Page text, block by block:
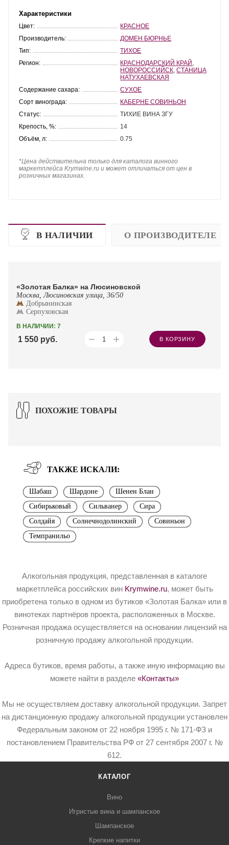
Характеристики
Цвет:
КРАСНОЕ
Производитель:
ДОМЕН БЮРНЬЕ
Тип:
ТИХОЕ
Регион:
КРАСНОДАРСКИЙ КРАЙ
НОВОРОССИЙСК ,СТАНИЦА
НАТУХАЕВСКАЯ
Содержание сахара:
СУХОЕ
Сорт винограда:
КАБЕРНЕ СОВИНЬОН
Статус:
ТИХИЕ ВИНА ЗГУ
Крепость, %:
14
Объём, л:
0.75
*Цена действительна только для каталога винного
маркетплейса Krymwine.ru и может отличаться от цен в
розничных магазинах.
В НАЛИЧИИ О ПРОИЗВОДИТЕЛЕ
«Золотая Балка» на Люсиновской
Москва, Люсиновская улица, 36/50
Добрынинская
Серпуховская
В НАЛИЧИИ: 7
1 550 руб. В КОРЗИНУ
ПОХОЖИЕ ТОВАРЫ
ТАКЖЕ ИСКАЛИ:
Шабаш Шардоне
Шенен Блан
Сибирьковый
Сильванер
Сира
Солдайя
Солнечнодолинский
Совиньон
Темпранильо
Алкогольная продукция, представленная в каталоге
маркетплейса российских вин Krymwine.ru, может быть
приобретена только в одном из бутиков «Золотая Балка» или в
винотеках партнёров проекта, расположенных в Москве.
Розничная продажа осуществляется на основании лицензий на
розничную продажу алкогольной продукции.
Адреса бутиков, время работы, а также иную информацию вы
можете найти в разделе «Контакты»
Мы не осуществляем доставку алкогольной продукции. Запрет
на дистанционную продажу алкогольной продукции установлен
Федеральным законом от 22 ноября 1995 г. № 171-ФЗ и
постановлением Правительства РФ от 27 сентября 2007 г. №
612.
КАТАЛОГ
Вино
Игристые вина и шампанское
Шампанское
Крепкие напитки